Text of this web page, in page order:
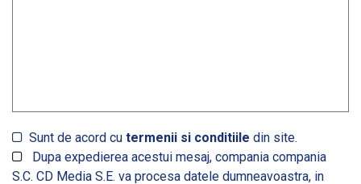
Sunt de acord cu termenii si conditiile din site.
Dupa expedierea acestui mesaj, compania compania
S.C. CD Media S.E. va procesa datele dumneavoastra, in